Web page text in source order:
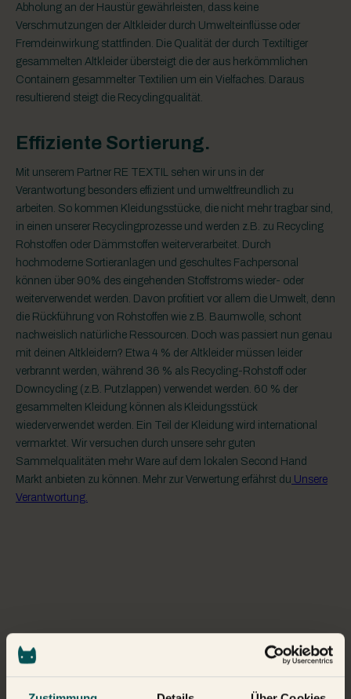
Abholung an der Haustür gewährleisten, dass keine
Verschmutzungen der Altkleider durch Umwelteinflüsse oder
Fremdeinwirkung stattfinden. Die Qualität der durch Textiltiger
gesammelten Altkleider übersteigt die der aus herkömmlichen
Containern gesammelter Textilien um ein Vielfaches. Daraus
resultierend steigt die Recyclingqualität.
Effiziente Sortierung.
Mit unserem Partner RE TEXTIL sehen wir uns in der
Verantwortung besonders effizient und umweltfreundlich zu
arbeiten. So kommen Kleidungsstücke, die nicht mehr tragbar sind,
in einen unserer Recyclingprozesse und werden z.B. zu Recycling
Rohstoffen oder Dämmstoffen weiterverarbeitet. Durch
hochmoderne Sortieranlagen und geschultes Fachpersonal
können über 90% des eingehenden Stoffstroms wieder- oder
weiterverwendet werden. Davon profitiert vor allem die Umwelt, denn
die Rückführung von Rohstoffen wie z.B. Baumwolle, schont
nachweislich natürliche Ressourcen. Doch was passiert nun genau
mit deinen Altkleidern? Etwa 4 % der Altkleider müssen leider
verbrannt werden, während 36 % als Recycling-Rohstoff oder
Downcycling (z.B. Putzlappen) verwendet werden. 60 % der
gesammelten Kleidung können als Kleidungsstück
wiederverwendet werden. Ein Teil der Kleidung wird international
vermarktet. Wir versuchen durch unsere sehr guten
Sammelqualitäten mehr Ware auf dem lokalen Second Hand
Markt anbieten zu können. Mehr zur Verwertung erfährst du Unsere
Verantwortung.
UNSERE PROJEKTE